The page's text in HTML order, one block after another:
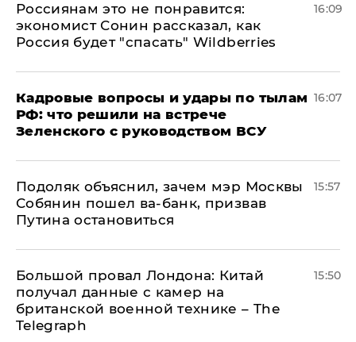
Россиянам это не понравится:
экономист Сонин рассказал, как
Россия будет "спасать" Wildberries
16:09
Кадровые вопросы и удары по тылам
РФ: что решили на встрече
Зеленского с руководством ВСУ
16:07
Подоляк объяснил, зачем мэр Москвы
Собянин пошел ва-банк, призвав
Путина остановиться
15:57
Большой провал Лондона: Китай
получал данные с камер на
британской военной технике – The
Telegraph
15:50